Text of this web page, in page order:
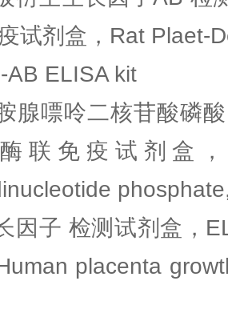
试剂盒，Rat Plaet-
AB ELISA kit
腺嘌呤二核苷酸磷
联免疫试剂盒，
因子 检测试剂盒，
placenta